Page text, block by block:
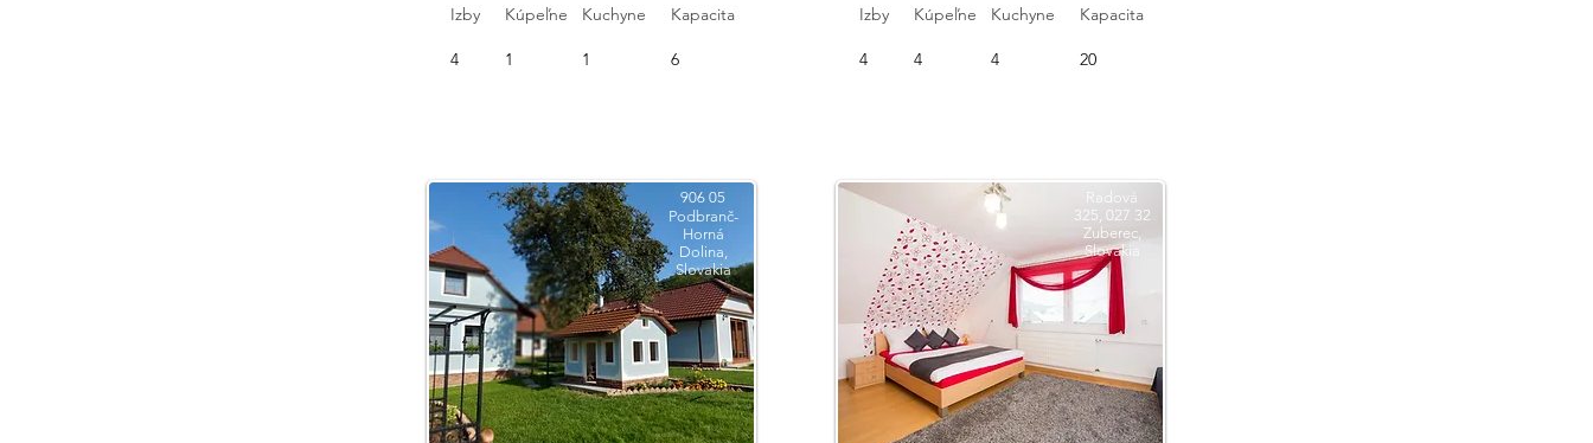
Izby Kúpeľne Kuchyne Kapacita
4 1 1 6
906 05
Podbranč-
Horná
Dolina,
Slovakia
Izby Kúpeľne Kuchyne Kapacita
4 4 4 20
Radová
325, 027 32
Zuberec,
Slovakia